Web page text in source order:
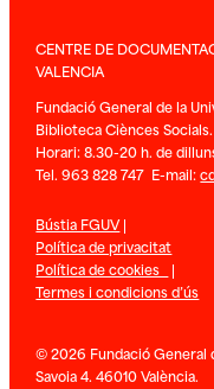
CENTRE DE
VALENCIA
Fundació General de la
Biblioteca Ciènces
Horari: 8.30-20 h. de
Tel. 963 828 747 E-mail:
Bústia FGUV|
Política de privacitat
Política de cookies |
Termes i condicions d’ús
© 2026 Fundació General
Savoia 4. 46010 València.